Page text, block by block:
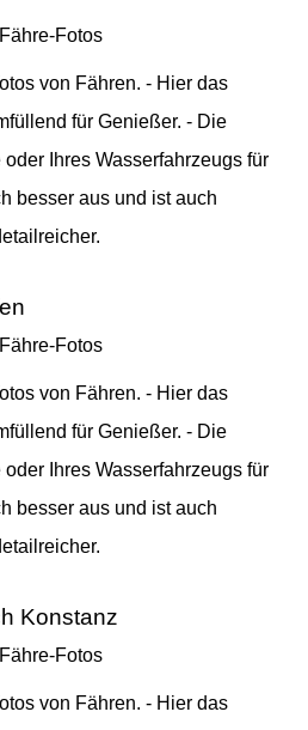
von Fähren. - Hier das
für Genießer. - Die
oder Ihres Wasserfahrzeugs für
besser aus und ist auch
von Fähren. - Hier das
für Genießer. - Die
oder Ihres Wasserfahrzeugs für
besser aus und ist auch
Konstanz
von Fähren. - Hier das